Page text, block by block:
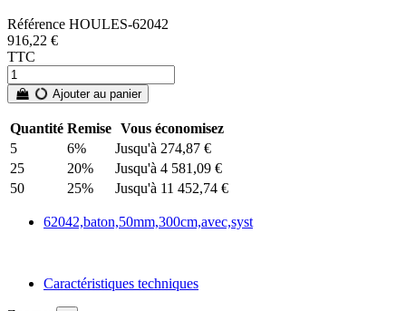
Référence HOULES-62042
916,22 €
TTC
Ajouter au panier
Quantité Remise Vous économisez
5
6%
Jusqu'à 274,87 €
25
20%
Jusqu'à 4 581,09 €
50
25% Jusqu'à 11 452,74 €
62042,baton,50mm,300cm,avec,syst
Caractéristiques techniques